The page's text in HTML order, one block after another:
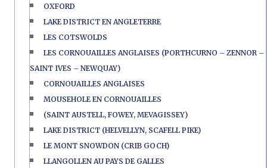
OXFORD
LAKE DISTRICT EN ANGLETERRE
LES COTSWOLDS
LES CORNOUAILLES ANGLAISES (PORTHCURNO – ZENNOR –
SAINT IVES – NEWQUAY)
CORNOUAILLES ANGLAISES
MOUSEHOLE EN CORNOUAILLES
(SAINT AUSTELL, FOWEY, MEVAGISSEY)
LAKE DISTRICT (HELVELLYN, SCAFELL PIKE)
LE MONT SNOWDON (CRIB GOCH)
LLANGOLLEN AU PAYS DE GALLES